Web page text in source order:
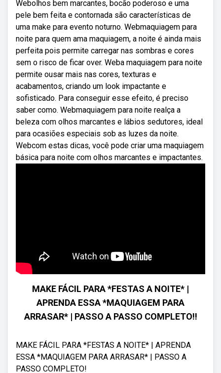
Webolhos bem marcantes, bocão poderoso e uma
pele bem feita e contornada são características de
uma make para evento noturno. Webmaquiagem para
noite para quem ama maquiagem, a noite é ainda mais
perfeita pois permite carregar nas sombras e cores
sem o risco de ficar over. Weba maquiagem para noite
permite ousar mais nas cores, texturas e
acabamentos, criando um look impactante e
sofisticado. Para conseguir esse efeito, é preciso
saber como. Webmaquiagem para noite realça a
beleza com olhos marcantes e lábios sedutores, ideal
para ocasiões especiais sob as luzes da noite.
Webcom estas dicas, você pode criar uma maquiagem
básica para noite com olhos marcantes e impactantes.
MAKE FÁCIL PARA *FESTAS A NOITE* |
APRENDA ESSA *MAQUIAGEM PARA
ARRASAR* | PASSO A PASSO COMPLETO!!
MAKE FÁCIL PARA *FESTAS A NOITE* | APRENDA
ESSA *MAQUIAGEM PARA ARRASAR* | PASSO A
PASSO COMPLETO!